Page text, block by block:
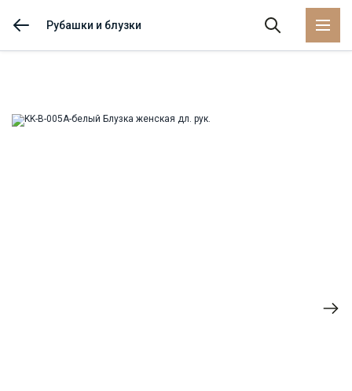
Рубашки и блузки